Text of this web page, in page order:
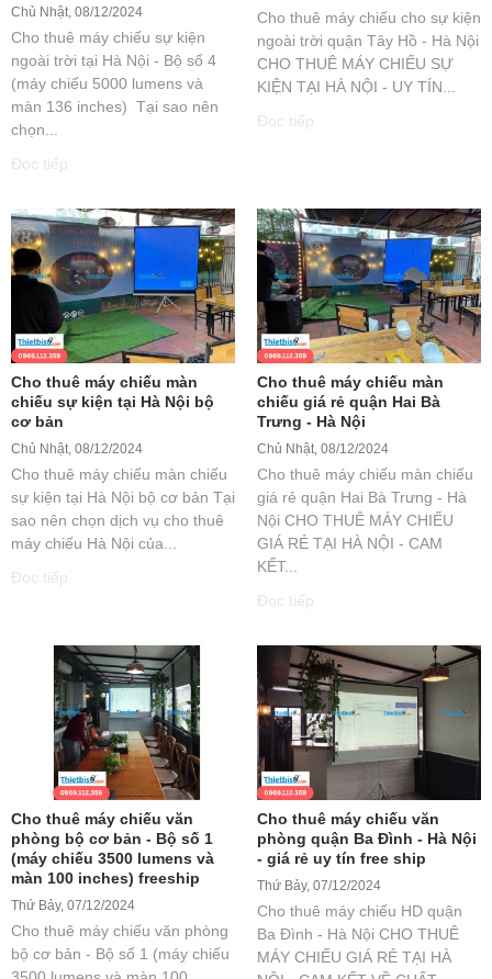
Chủ Nhật, 08/12/2024
Cho thuê máy chiếu sự kiện
ngoài trời tại Hà Nội - Bộ số 4
(máy chiếu 5000 lumens và
màn 136 inches) Tại sao nên
chọn...
Đọc tiếp
Cho thuê máy chiếu cho sự kiện
ngoài trời quận Tây Hồ - Hà Nội
CHO THUÊ MÁY CHIẾU SỰ
KIỆN TẠI HÀ NỘI - UY TÍN...
Đọc tiếp
Cho thuê máy chiếu màn
chiếu sự kiện tại Hà Nội bộ
cơ bản
Chủ Nhật, 08/12/2024
Cho thuê máy chiếu màn chiếu
sự kiện tại Hà Nội bộ cơ bản Tại
sao nên chọn dịch vụ cho thuê
máy chiếu Hà Nội của...
Đọc tiếp
Cho thuê máy chiếu màn
chiếu giá rẻ quận Hai Bà
Trưng - Hà Nội
Chủ Nhật, 08/12/2024
Cho thuê máy chiếu màn chiếu
giá rẻ quận Hai Bà Trưng - Hà
Nội CHO THUÊ MÁY CHIẾU
GIÁ RẺ TẠI HÀ NỘI - CAM
KẾT...
Đọc tiếp
Cho thuê máy chiếu văn
phòng bộ cơ bản - Bộ số 1
(máy chiếu 3500 lumens và
màn 100 inches) freeship
Thứ Bảy, 07/12/2024
Cho thuê máy chiếu văn phòng
bộ cơ bản - Bộ số 1 (máy chiếu
Cho thuê máy chiếu văn
phòng quận Ba Đình - Hà Nội
- giá rẻ uy tín free ship
Thứ Bảy, 07/12/2024
Cho thuê máy chiếu HD quận
Ba Đình - Hà Nội CHO THUÊ
MÁY CHIẾU GIÁ RẺ TẠI HÀ